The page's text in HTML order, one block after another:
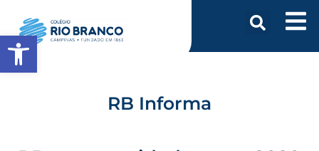
RB Informa
Abrir a barra de ferramentas